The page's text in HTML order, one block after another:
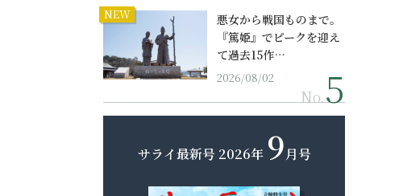
NEW
悪女から戦国ものまで。
『篤姫』でピークを迎え
て過去15作…
2026/08/02
No.
サライ最新号 2026年 9月号